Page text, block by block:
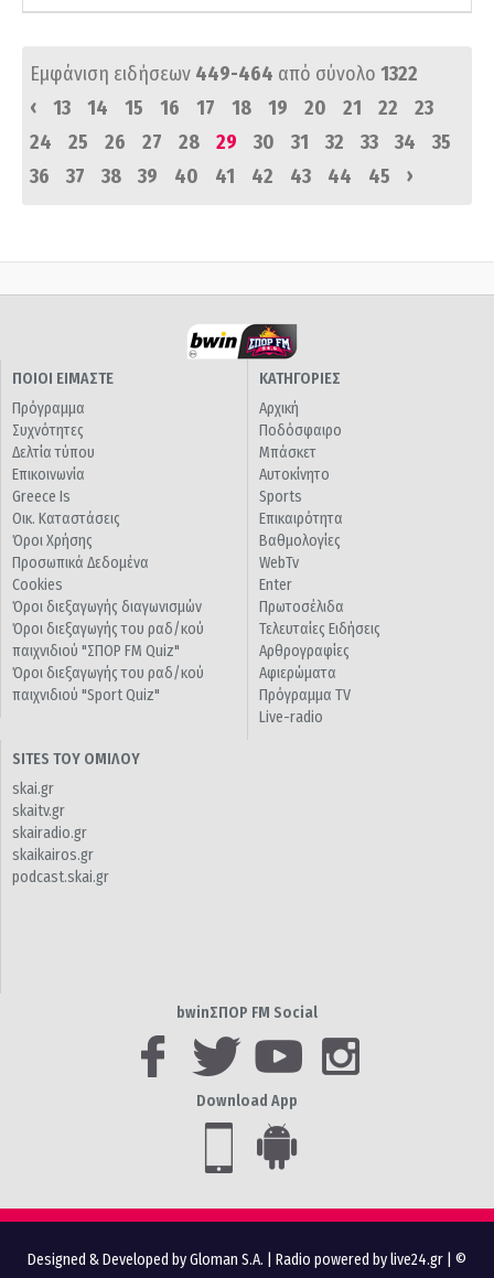
Εμφάνιση ειδήσεων 449-464 από σύνολο 1322
‹
13 14 15 16 17 18 19 20 21 22
23
24
25 26 27 28 29 30 31 32 33 34
35
36
37 38 39 40 41 42 43 44 45 ›
ΠΟΙΟΙ ΕΙΜΑΣΤΕ
Πρόγραμμα
Συχνότητες
Δελτία τύπου
Επικοινωνία
Greece Is
Οικ. Καταστάσεις
Όροι Χρήσης
Προσωπικά Δεδομένα
Cookies
Όροι διεξαγωγής διαγωνισμών
Όροι διεξαγωγής του ραδ/κού
παιχνιδιού "ΣΠΟΡ FM Quiz"
Όροι διεξαγωγής του ραδ/κού
παιχνιδιού "Sport Quiz"
ΚΑΤΗΓΟΡΙΕΣ
Αρχική
Ποδόσφαιρο
Μπάσκετ
Αυτοκίνητο
Sports
Επικαιρότητα
Βαθμολογίες
WebTv
Enter
Πρωτοσέλιδα
Τελευταίες Ειδήσεις
Αρθρογραφίες
Αφιερώματα
Πρόγραμμα TV
Live-radio
SITES ΤΟΥ ΟΜΙΛΟΥ
skai.gr
skaitv.gr
skairadio.gr
skaikairos.gr
podcast.skai.gr
bwinΣΠΟΡ FM Social
Download App
Designed & Developed by Gloman S.A. Radio powered by live24.gr | ©